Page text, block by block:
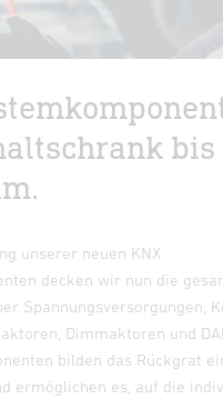
bis
unserer neuen KNX
decken wir nun die
Spannungsversorgungen,
Dimmaktoren und
bilden das Rückgrat
ermöglichen es, auf die